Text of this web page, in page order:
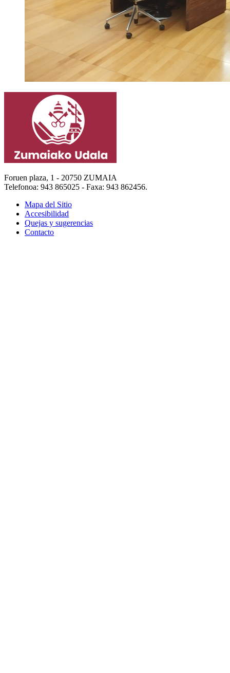
Foruen plaza, 1 - 20750 ZUMAIA
Telefonoa: 943 865025 - Faxa: 943 862456.
Mapa del Sitio
Accesibilidad
Quejas y sugerencias
Contacto